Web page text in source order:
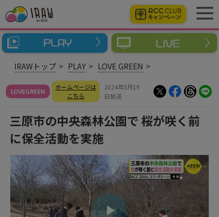
IRAWトップ PLAY LOVE GREEN
LOVEGREEN
ホームページは
こちら
2024年3月19
日放送
三原市の中央森林公園で 桜が咲く前
に保全活動を実施